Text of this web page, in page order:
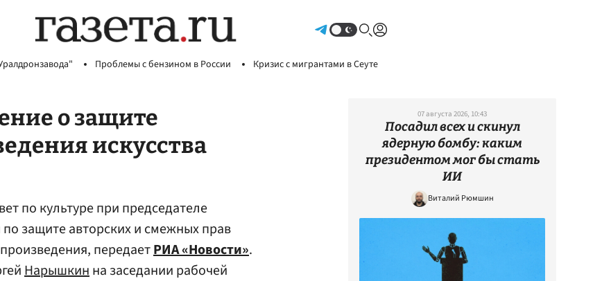
Проблемы с бензином в России Кризис с мигрантами в Сеуте
о защите
искусства
по культуре при председателе
защите авторских и смежных прав
передаетРИА «Новости».
Нарышкинна заседании рабочей
07 августа 2026, 10:43
Посадил всех и скинул
ядерную бомбу: каким
президентом мог бы стать
ИИ
Виталий Рюмшин